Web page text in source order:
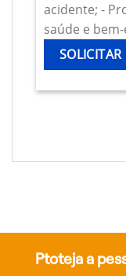
acidente; -
saúde e
Ptoteja a